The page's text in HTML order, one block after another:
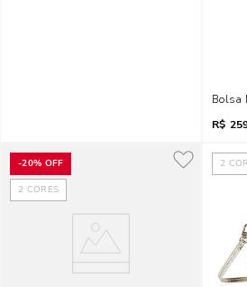
Bolsa
R$
-20% OFF
2 CORES
2